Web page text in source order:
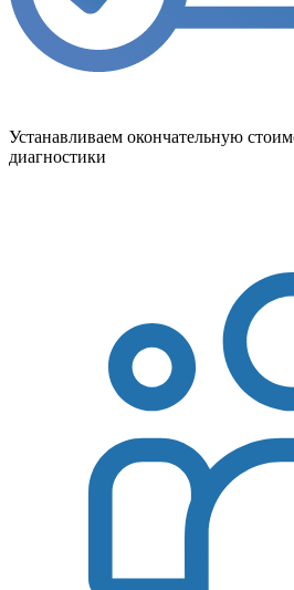
Устанавливаем окончательную
диагностики